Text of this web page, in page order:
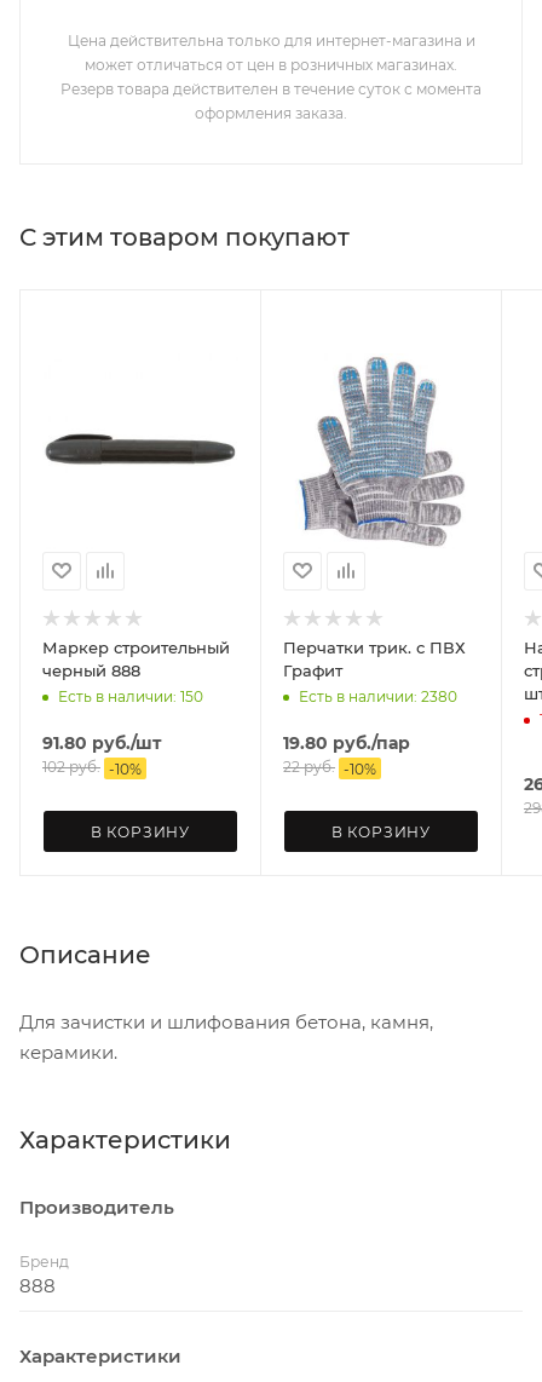
Цена действительна только для интернет-магазина и
может отличаться от цен в розничных магазинах.
Резерв товара действителен в течение суток с момента
оформления заказа.
С этим товаром покупают
Маркер строительный
черный 888
Есть в наличии: 150
91.80 руб./шт
102руб. -10%
В КОРЗИНУ
Перчатки трик. с ПВХ
Графит
Есть в наличии: 2380
19.80 руб./пар
22руб. -10%
В КОРЗИНУ
Описание
Для зачистки и шлифования бетона, камня,
керамики.
Характеристики
Производитель
Бренд
888
Характеристики